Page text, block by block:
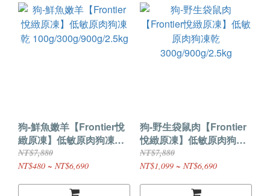
狗-鮮魚嫩羊【Frontier悅
緻原凍】低敏原肉狗凍乾
100g/300g/900g/2.5kg
NT$7,880
NT$480 ~ NT$6,690
狗-野生袋鼠肉【Frontier
悅緻原凍】低敏原肉狗凍
乾 300g/900g/2.5kg
NT$7,880
NT$1,099 ~ NT$6,690